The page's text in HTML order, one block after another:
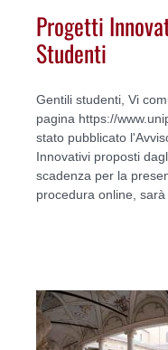
Progetti
Studenti
Gentili studenti, Vi
pagina https://
stato pubblicato
Innovativi proposti
scadenza per la
procedura online, sarà